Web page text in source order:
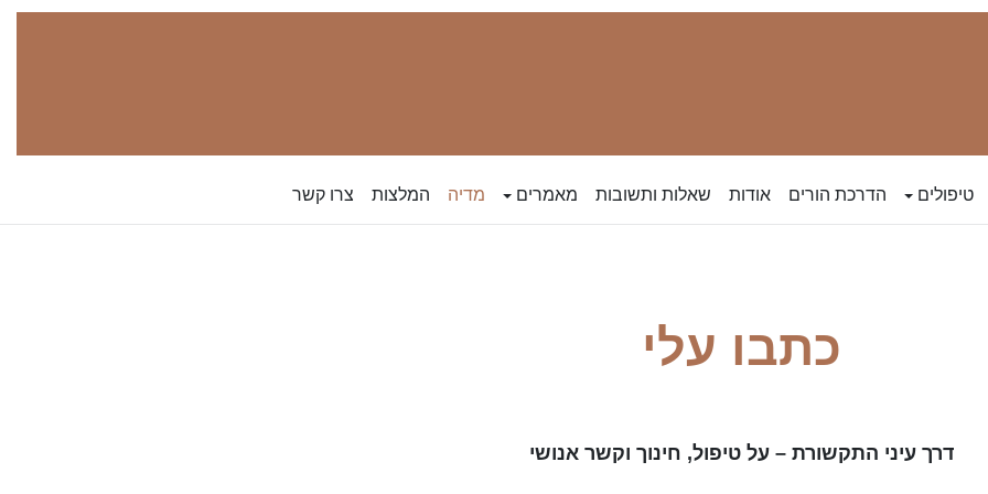
טיפולים הדרכת הורים אודות שאלות ותשובות מאמרים מדיה המלצות צרו קשר
כתבו עלי
דרך עיני התקשורת – על טיפול, חינוך וקשר אנושי